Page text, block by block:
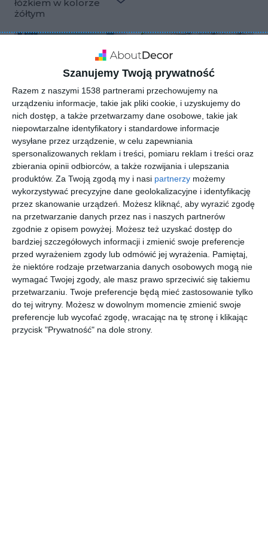
Szanujemy Twoją prywatność
Razem z naszymi 1538 partnerami przechowujemy na
urządzeniu informacje, takie jak pliki cookie, i uzyskujemy do
nich dostęp, a także przetwarzamy dane osobowe, takie jak
niepowtarzalne identyfikatory i standardowe informacje
wysyłane przez urządzenie, w celu zapewniania
spersonalizowanych reklam i treści, pomiaru reklam i treści oraz
zbierania opinii odbiorców, a także rozwijania i ulepszania
produktów. Za Twoją zgodą my i nasi partnerzy możemy
wykorzystywać precyzyjne dane geolokalizacyjne i identyfikację
przez skanowanie urządzeń. Możesz kliknąć, aby wyrazić zgodę
na przetwarzanie danych przez nas i naszych partnerów
zgodnie z opisem powyżej. Możesz też uzyskać dostęp do
bardziej szczegółowych informacji i zmienić swoje preferencje
przed wyrażeniem zgody lub odmówić jej wyrażenia.
Pamiętaj,
że niektóre rodzaje przetwarzania danych osobowych mogą nie
wymagać Twojej zgody, ale masz prawo sprzeciwić się takiemu
przetwarzaniu. Twoje preferencje będą mieć zastosowanie tylko
do tej witryny. Możesz w dowolnym momencie zmienić swoje
preferencje lub wycofać zgodę, wracając na tę stronę i klikając
przycisk "Prywatność" na dole strony.
łóżkiem w kolorze
żółtym
Sypialnia w stylu
glamour z motywem
roślinnym
Dodaj do ulubionych
Aranżacja sypialni z
motywem floralnym
na pościeli i
zasłonach